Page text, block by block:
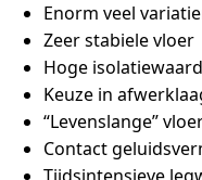
Enorm veel
Zeer stabiele vloer
Hoge
Keuze in
“Levenslange”
Contact